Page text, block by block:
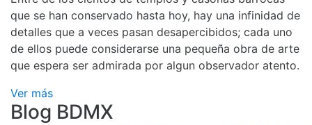
que se han conservado hasta hoy, hay una infinidad de
detalles que a veces pasan desapercibidos; cada uno
de ellos puede considerarse una pequeña obra de arte
que espera ser admirada por algun observador atento.
Ver más
Blog BDMX